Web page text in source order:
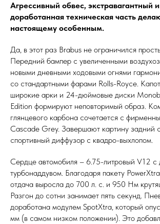
Агрессивный обвес, экстравагантный
доработанная техническая часть
настоящему особенным.
Да, в этот раз Brabus не ограничился
Передний бампер с увеличенными
новыми дневными ходовыми огнями
со стандартными фарами Rolls-Royce.
широкие арки и 24-дюймовые диски
Edition формируют неповторимый образ.
глянцевого карбона сочетается с
Cascade Grey. Завершают картину задний
спортивный диффузор с квадро-выхлопом.
Сердце автомобиля – 6.75-литровый V12 с
турбонаддувом. Благодаря пакету
отдача выросла до 700 л. с. и 950 Нм
Разгон до сотни занимает пять секунд.
доработана модулем SpotXtra, который
мм (в самом низком положении). Это